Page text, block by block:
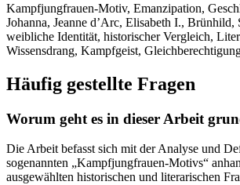
Kampfjungfrauen-Motiv, Emanzipation,
Johanna, Jeanne d’Arc, Elisabeth I., Brünhild,
weibliche Identität, historischer Vergleich,
Wissensdrang, Kampfgeist,
Häufig gestellte Fragen
Worum geht es in dieser Arbeit
Die Arbeit befasst sich mit der Analyse und
sogenannten „Kampfjungfrauen-Motivs“
ausgewählten historischen und literarischen